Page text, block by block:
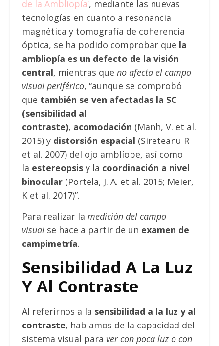
de la Ambliopía’, mediante las nuevas
tecnologías en cuanto a resonancia
magnética y tomografía de coherencia
óptica, se ha podido comprobar que la
ambliopía es un defecto de la visión
central, mientras que no afecta el campo
visual periférico, “aunque se comprobó
que también se ven afectadas la SC
(sensibilidad al
contraste), acomodación (Manh, V. et al.
2015) y distorsión espacial (Sireteanu R
et al. 2007) del ojo amblíope, así como
la estereopsisy la coordinación a nivel
binocular(Portela, J. A. et al. 2015; Meier,
K et al. 2017)”.
Para realizar la medición del campo
visual se hace a partir de un examen de
campimetría.
Sensibilidad A La Luz
Y Al Contraste
Al referirnos a la sensibilidad a la luz y al
contraste, hablamos de la capacidad del
sistema visual para ver con poca luz o con